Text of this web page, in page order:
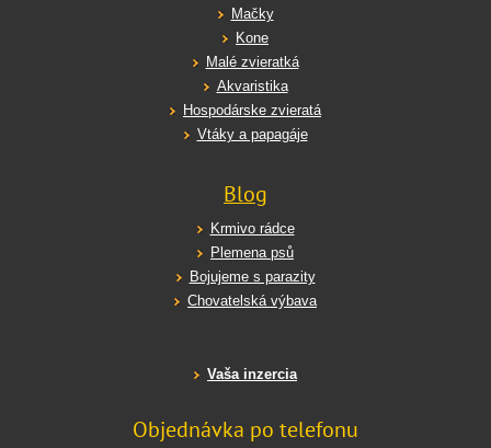
Mačky
Kone
Malé zvieratká
Akvaristika
Hospodárske zvieratá
Vtáky a papagáje
Blog
Krmivo rádce
Plemena psů
Bojujeme s parazity
Chovatelská výbava
Vaša inzercia
Objednávka po telefonu